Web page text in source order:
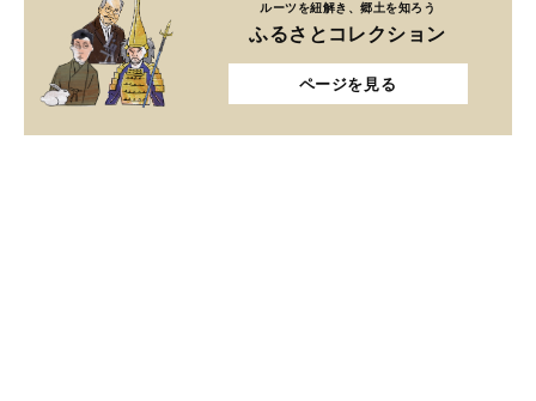
ルーツを紐解き、郷土を知ろう
ふるさとコレクション
ページを見る